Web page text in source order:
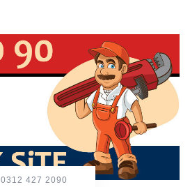
0312 427 2090